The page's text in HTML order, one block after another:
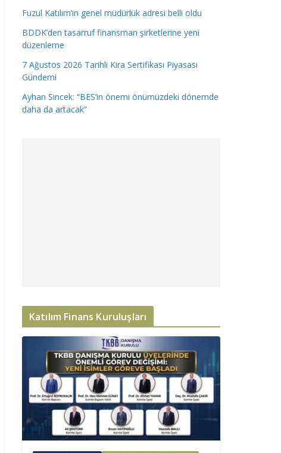
Fuzul Katılım’ın genel müdürlük adresi belli oldu
BDDK’den tasarruf finansman şirketlerine yeni
düzenleme
7 Ağustos 2026 Tarihli Kira Sertifikası Piyasası
Gündemi
Ayhan Sincek: “BES’in önemi önümüzdeki dönemde
daha da artacak”
Katılım Finans Kuruluşları